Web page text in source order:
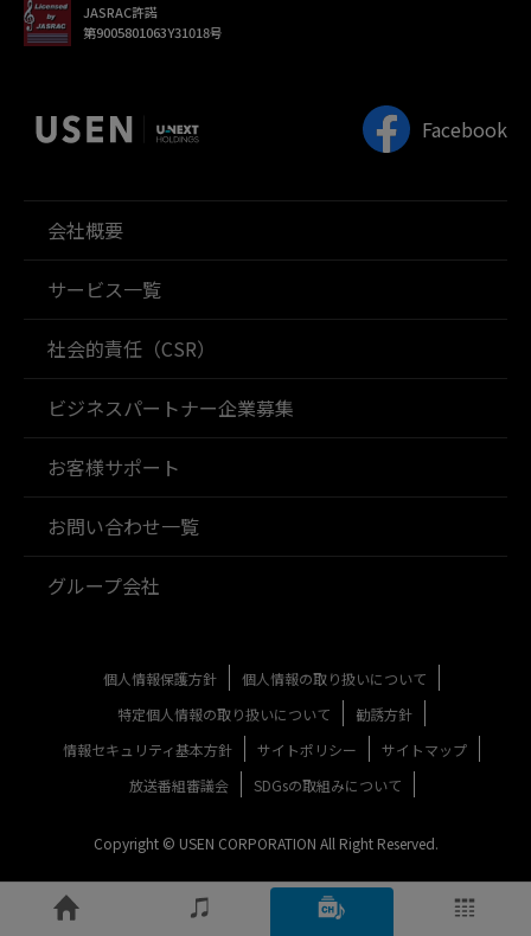
JASRAC許諾
第9005801063Y31018号
Facebook
会社概要
サービス一覧
社会的責任（CSR）
ビジネスパートナー企業募集
お客様サポート
お問い合わせ一覧
グループ会社
個人情報保護方針
個人情報の取り扱いについて
特定個人情報の取り扱いについて
勧誘方針
情報セキュリティ基本方針
サイトポリシー
サイトマップ
放送番組審議会
SDGsの取組みについて
Copyright © USEN CORPORATION All Right Reserved.